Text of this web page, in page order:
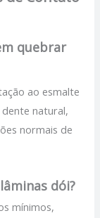
quebrar
ao esmalte
natural,
normais de
dói?
mínimos,